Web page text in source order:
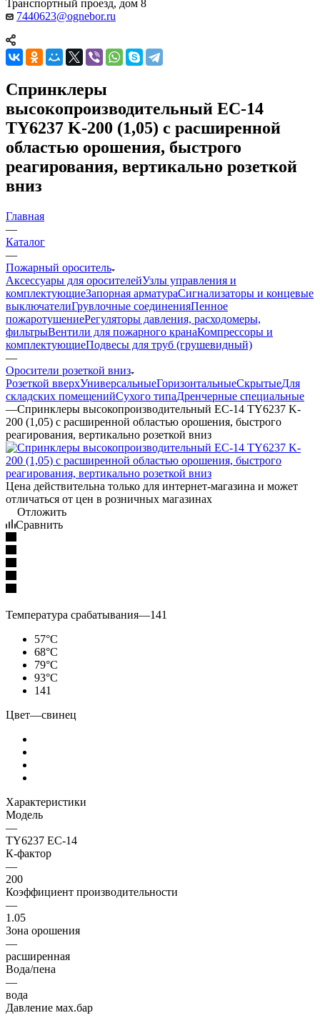
Транспортный проезд, дом 8
7440623@ognebor.ru
Спринклеры
высокопроизводительный EC-14
TY6237 K-200 (1,05) с расширенной
областью орошения, быстрого
реагирования, вертикально розеткой
вниз
Главная
—
Каталог
—
Пожарный ороситель
Аксессуары для оросителейУзлы управления и
комплектующиеЗапорная арматураСигнализаторы и концевые
выключателиГрувлочные соединенияПенное
пожаротушениеРегуляторы давления, расходомеры,
фильтрыВентили для пожарного кранаКомпрессоры и
комплектующиеПодвесы для труб (грушевидный)
—
Оросители розеткой вниз
Розеткой вверхУниверсальныеГоризонтальныеСкрытыеДля
складских помещенийСухого типаДренчерные специальные
—Спринклеры высокопроизводительный EC-14 TY6237 K-
200 (1,05) с расширенной областью орошения, быстрого
реагирования, вертикально розеткой вниз
Цена действительна только для интернет-магазина и может
отличаться от цен в розничных магазинах
Отложить
Сравнить
Температура срабатывания—141
57°С
68°С
79°С
93°С
141
Цвет—свинец
Характеристики
Модель
—
TY6237 EC-14
К-фактор
—
200
Коэффициент производительности
—
1.05
Зона орошения
—
расширенная
Вода/пена
—
вода
Давление мах.бар